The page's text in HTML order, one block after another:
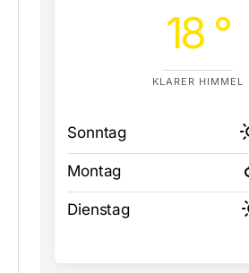
18 °
KLARER HIMMEL
Sonntag
Montag
Dienstag